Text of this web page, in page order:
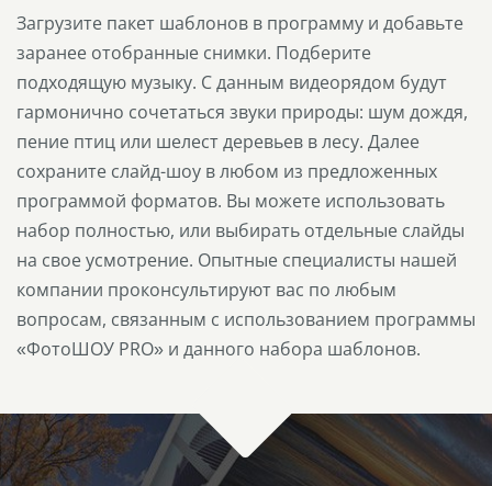
Загрузите пакет шаблонов в программу и добавьте
заранее отобранные снимки. Подберите
подходящую музыку. С данным видеорядом будут
гармонично сочетаться звуки природы: шум дождя,
пение птиц или шелест деревьев в лесу. Далее
сохраните слайд-шоу в любом из предложенных
программой форматов. Вы можете использовать
набор полностью, или выбирать отдельные слайды
на свое усмотрение. Опытные специалисты нашей
компании проконсультируют вас по любым
вопросам, связанным с использованием программы
«ФотоШОУ PRO» и данного набора шаблонов.